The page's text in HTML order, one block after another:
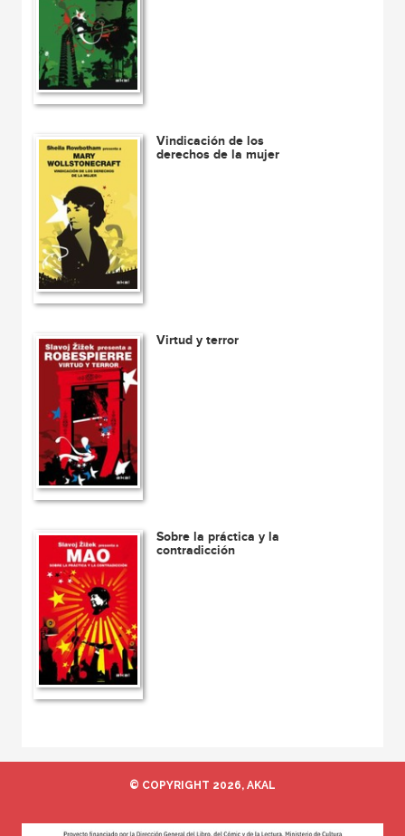
Vindicación de los
derechos de la mujer
Virtud y terror
Sobre la práctica y la
contradicción
© COPYRIGHT 2026, AKAL